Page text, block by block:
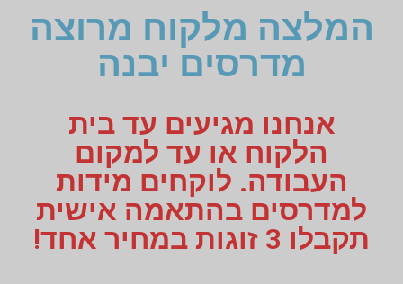
המלצה מלקוח מרוצה
מדרסים יבנה
אנחנו מגיעים עד בית
הלקוח או עד למקום
העבודה. לוקחים מידות
למדרסים בהתאמה אישית
תקבלו 3 זוגות במחיר אחד!